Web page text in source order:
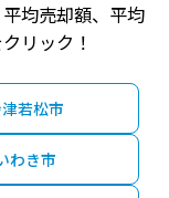
均売却額、平均
リック！
若松市
わき市